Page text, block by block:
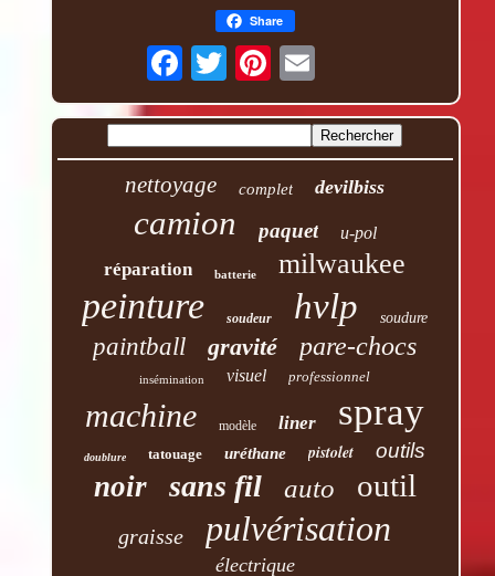
Share
nettoyage complet devilbiss
camion paquet u-pol
réparation batterie milwaukee
peinture soudeur hvlp soudure
paintball gravité pare-chocs
insémination visuel professionnel
machine modèle liner spray
doublure tatouage uréthane pistolet outils
noir sans fil auto outil
graisse pulvérisation
électrique